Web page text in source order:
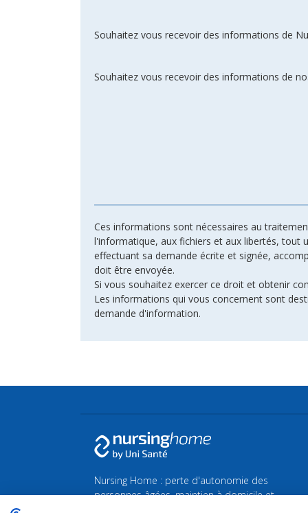
Souhaitez vous recevoir des informations de
Souhaitez vous recevoir des informations de
Ces informations sont nécessaires au
l'informatique, aux fichiers et aux libertés, tout
effectuant sa demande écrite et signée,
doit être envoyée.
Si vous souhaitez exercer ce droit et obtenir
Les informations qui vous concernent sont
demande d'information.
Nursing Home : perte d'autonomie des
personnes âgées, maintien à domicile et